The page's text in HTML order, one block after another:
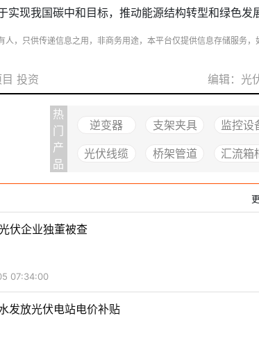
现我国碳中和目标，推动能源结构转型和绿色发
，只供传递信息之用，非商务用途，本平台仅提供信息存储服务，
投资 编辑：光
热
门
产
品
逆变器 支架夹具 监控设
光伏线缆 桥架管道 汇流箱
伏企业独董被查
07:34:00
发放光伏电站电价补贴